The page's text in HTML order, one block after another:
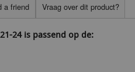
a friend Vraag over dit product?
24 is passend op de: